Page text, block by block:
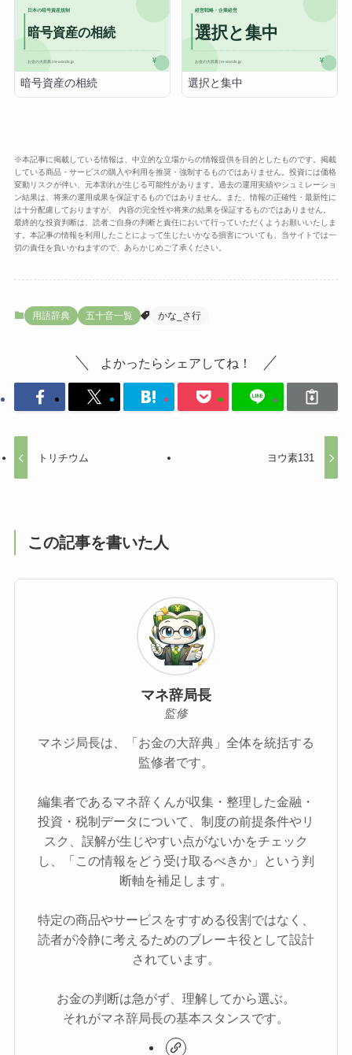
暗号資産の相続 選択と集中
※本記事に掲載している情報は、中立的な立場からの情報提供を目的としたものです。掲載
している商品・サービスの購入や利用を推奨・強制するものではありません。投資には価格
変動リスクが伴い、元本割れが生じる可能性があります。過去の運用実績やシュミレーショ
ン結果は、将来の運用成果を保証するものではありません。また、情報の正確性・最新性に
は十分配慮しておりますが、 内容の完全性や将来の結果を保証するものではありません。
最終的な投資判断は、読者ご自身の判断と責任において行っていただくようお願いいたしま
す。本記事の情報を利用したことによって生じたいかなる損害についても、当サイトでは一
切の責任を負いかねますので、あらかじめご了承ください。
用語辞典 五十音一覧 かな_さ行
よかったらシェアしてね！
トリチウム ヨウ素131
この記事を書いた人
マネ辞局長
監修
マネジ局長は、「お金の大辞典」全体を統括する
監修者です。
編集者であるマネ辞くんが収集・整理した金融・
投資・税制データについて、制度の前提条件やリ
スク、誤解が生じやすい点がないかをチェック
し、「この情報をどう受け取るべきか」という判
断軸を補足します。
特定の商品やサービスをすすめる役割ではなく、
読者が冷静に考えるためのブレーキ役として設計
されています。
お金の判断は急がず、理解してから選ぶ。
それがマネ辞局長の基本スタンスです。